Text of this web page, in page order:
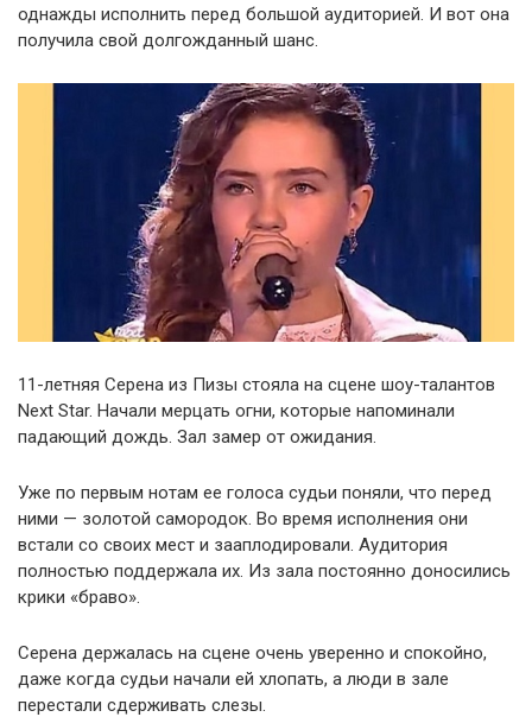
однажды исполнить перед большой аудиторией. И вот она
получила свой долгожданный шанс.
11-летняя Серена из Пизы стояла на сцене шоу-талантов
Next Star. Начали мерцать огни, которые напоминали
падающий дождь. Зал замер от ожидания.
Уже по первым нотам ее голоса судьи поняли, что перед
ними — золотой самородок. Во время исполнения они
встали со своих мест и зааплодировали. Аудитория
полностью поддержала их. Из зала постоянно доносились
крики «браво».
Серена держалась на сцене очень уверенно и спокойно,
даже когда судьи начали ей хлопать, а люди в зале
перестали сдерживать слезы.